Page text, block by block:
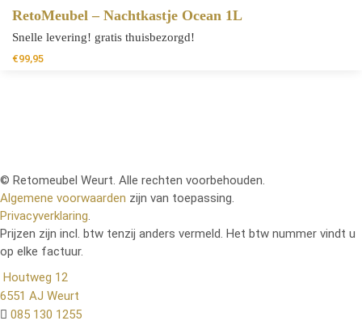
RetoMeubel – Nachtkastje Ocean 1L
Snelle levering! gratis thuisbezorgd!
€99,95
© Retomeubel Weurt. Alle rechten voorbehouden.
Algemene voorwaarden zijn van toepassing.
Privacyverklaring.
Prijzen zijn incl. btw tenzij anders vermeld. Het btw nummer vindt u
op elke factuur.
Houtweg 12
6551 AJ Weurt
085 130 1255